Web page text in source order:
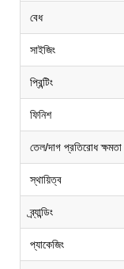
বেধ
সাইজিং
প্রিন্টিং
ফিনিশ
তেল/দাগ প্রতিরোধ ক্ষমতা
স্থায়িত্ব
ব্র্যান্ডিং
প্যাকেজিং